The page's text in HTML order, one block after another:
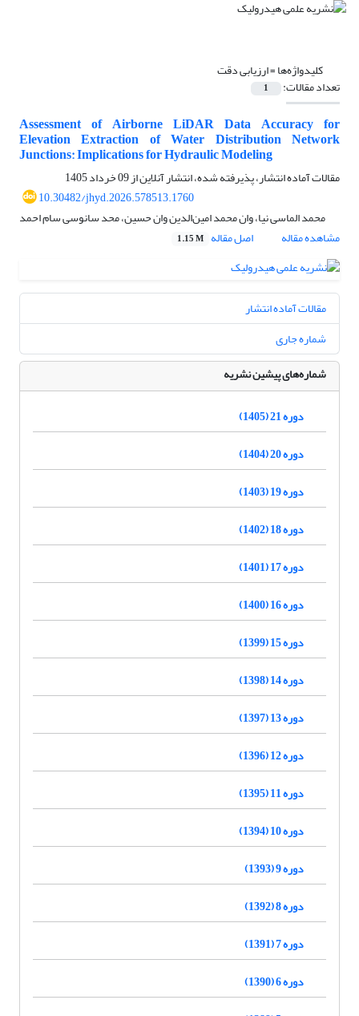
کلیدواژه‌ها =ارزیابی دقت
تعداد مقالات: 1
Assessment of Airborne LiDAR Data Accuracy for
Elevation Extraction of Water Distribution Network
Junctions: Implications for Hydraulic Modeling
مقالات آماده انتشار، پذیرفته شده، انتشار آنلاین از09 خرداد 1405
10.30482/jhyd.2026.578513.1760
محمد الماسی نیا، وان محمد امین‌الدین وان حسین، محد سانوسی سام احمد
مشاهده مقاله
اصل مقاله 1.15 M
مقالات آماده انتشار
شماره جاری
شماره‌های پیشین نشریه
دوره 21 (1405)
دوره 20 (1404)
دوره 19 (1403)
دوره 18 (1402)
دوره 17 (1401)
دوره 16 (1400)
دوره 15 (1399)
دوره 14 (1398)
دوره 13 (1397)
دوره 12 (1396)
دوره 11 (1395)
دوره 10 (1394)
دوره 9 (1393)
دوره 8 (1392)
دوره 7 (1391)
دوره 6 (1390)